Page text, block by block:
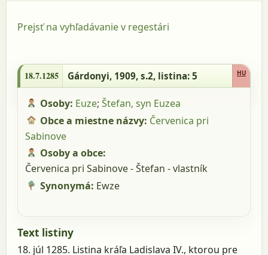
Prejsť na vyhľadávanie v regestári
18.7.1285 Gárdonyi, 1909, s.2, listina: 5 HU
Osoby: Euze;Štefan, syn Euzea
Obce a miestne názvy: Červenica pri
Sabinove
Osoby a obce:
Červenica pri Sabinove - Štefan - vlastník
Synonymá: Ewze
Text listiny
18. júl 1285. Listina kráľa Ladislava IV., ktorou pre